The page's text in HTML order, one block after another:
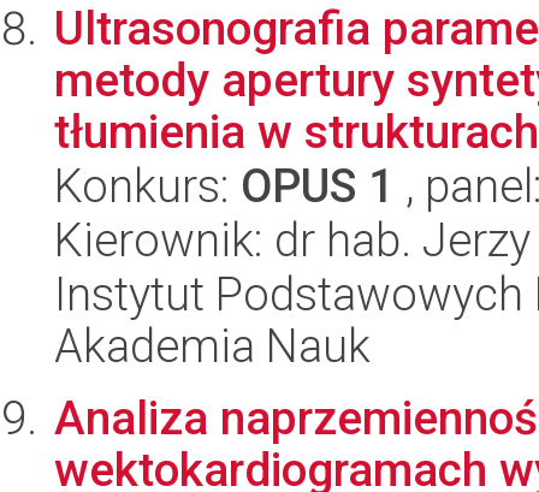
Ultrasonografia
metody apertury
tłumienia w
Konkurs: OPUS 1 ,
Kierownik: dr hab.
Instytut
Akademia Nauk
Analiza
wektokardiogramach